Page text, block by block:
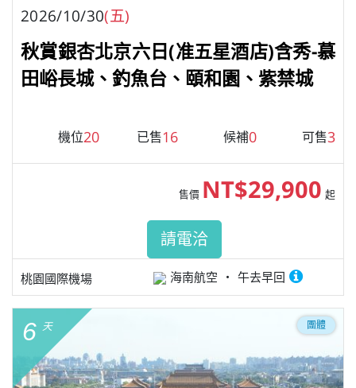
2026/10/30(五)
秋賞銀杏北京六日(准五星酒店)含秀-慕
田峪長城、釣魚台、頤和園、紫禁城
機位20 已售16 候補0 可售3
桃園國際機場 海南航空 午去早回
售價 NT$29,900 起
請電洽
6 天 團體